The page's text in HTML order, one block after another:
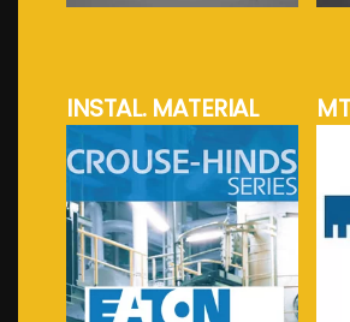
INSTAL. MATERIAL